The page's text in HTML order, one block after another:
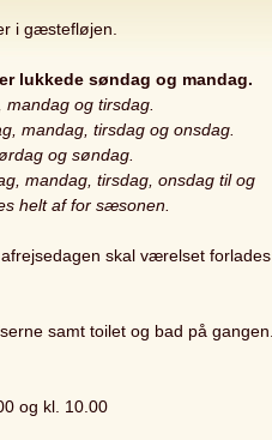
i gæstefløjen.
lukkede søndag og mandag.
og tirsdag.
mandag, tirsdag og onsdag.
og søndag.
mandag, tirsdag, onsdag til og
helt af for sæsonen.
skal værelset forlades
samt toilet og bad på gangen.
og kl. 10.00